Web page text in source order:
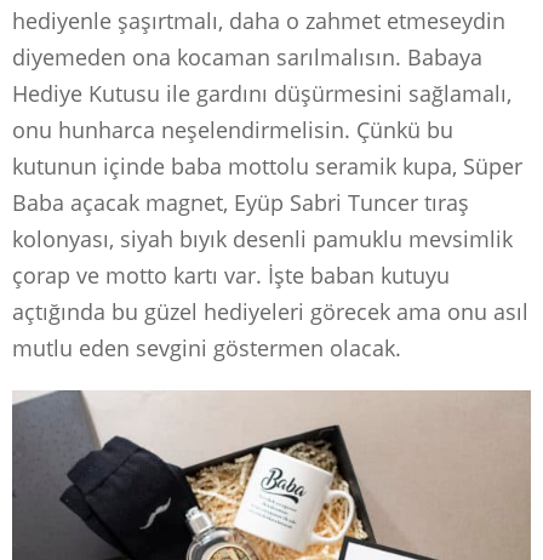
hediyenle şaşırtmalı, daha o zahmet etmeseydin
diyemeden ona kocaman sarılmalısın. Babaya
Hediye Kutusu ile gardını düşürmesini sağlamalı,
onu hunharca neşelendirmelisin. Çünkü bu
kutunun içinde baba mottolu seramik kupa, Süper
Baba açacak magnet, Eyüp Sabri Tuncer tıraş
kolonyası, siyah bıyık desenli pamuklu mevsimlik
çorap ve motto kartı var. İşte baban kutuyu
açtığında bu güzel hediyeleri görecek ama onu asıl
mutlu eden sevgini göstermen olacak.